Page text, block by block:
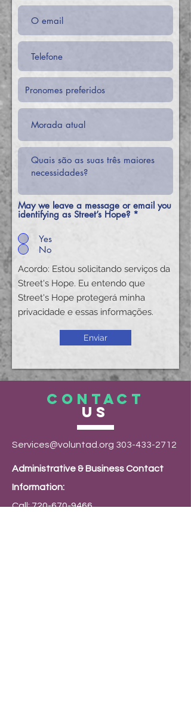
May we leave a message or email you
identifying as Street’s Hope? *
Yes
No
Acordo: Estou solicitando serviços da
Street's Hope. Eu entendo que
Street's Hope protegerá minha
privacidade e essas informações.
Enviar
CONTACT
US
Services@voluntad.org 303-433-2712
Administrative & Business Contact
Information:
Call:720-670-9466